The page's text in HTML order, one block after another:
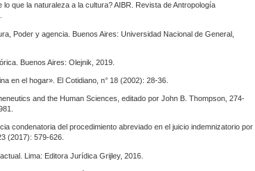
que la naturaleza a la cultura? AIBR. Revista de Antropología
Poder y agencia. Buenos Aires: Universidad Nacional de General,
Buenos Aires: Olejnik, 2019.
en el hogar». El Cotidiano, n° 18 (2002): 28-36.
and the Human Sciences, editado por John B. Thompson, 274-
condenatoria del procedimiento abreviado en el juicio indemnizatorio por
(2017): 579-626.
Lima: Editora Jurídica Grijley, 2016.